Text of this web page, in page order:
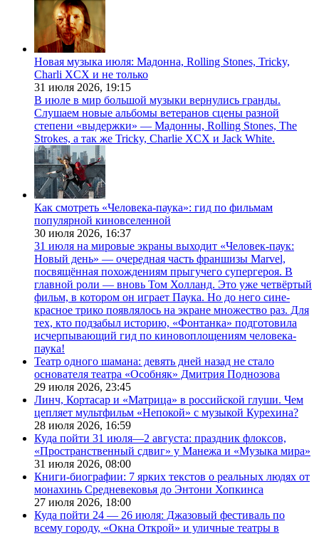
Новая музыка июля: Мадонна, Rolling Stones, Tricky,
Charli XCX и не только
31 июля 2026, 19:15
В июле в мир большой музыки вернулись гранды.
Слушаем новые альбомы ветеранов сцены разной
степени «выдержки» — Мадонны, Rolling Stones, The
Strokes, а так же Tricky, Charlie XCX и Jack White.
Как смотреть «Человека-паука»: гид по фильмам
популярной киновселенной
30 июля 2026, 16:37
31 июля на мировые экраны выходит «Человек-паук:
Новый день» — очередная часть франшизы Marvel,
посвящённая похождениям прыгучего супергероя. В
главной роли — вновь Том Холланд. Это уже четвёртый
фильм, в котором он играет Паука. Но до него сине-
красное трико появлялось на экране множество раз. Для
тех, кто подзабыл историю, «Фонтанка» подготовила
исчерпывающий гид по киновоплощениям человека-
паука!
Театр одного шамана: девять дней назад не стало
основателя театра «Особняк» Дмитрия Поднозова
29 июля 2026, 23:45
Линч, Кортасар и «Матрица» в российской глуши. Чем
цепляет мультфильм «Непокой» с музыкой Курехина?
28 июля 2026, 16:59
Куда пойти 31 июля—2 августа: праздник флоксов,
«Пространственный сдвиг» у Манежа и «Музыка мира»
31 июля 2026, 08:00
Книги-биографии: 7 ярких текстов о реальных людях от
монахинь Средневековья до Энтони Хопкинса
27 июля 2026, 18:00
Куда пойти 24 — 26 июля: Джазовый фестиваль по
всему городу, «Окна Открой» и уличные театры в